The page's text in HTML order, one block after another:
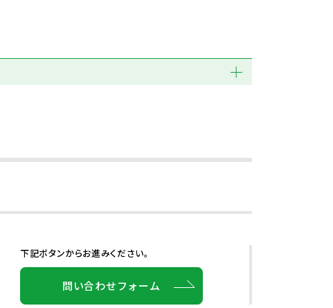
下記ボタンからお進みください。
問い合わせフォーム